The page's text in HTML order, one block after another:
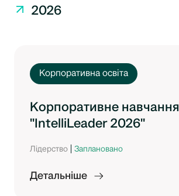
2026
Корпоративна освіта
Корпоративне навчання
"IntelliLeader 2026"
Лідерство Заплановано
Детальніше